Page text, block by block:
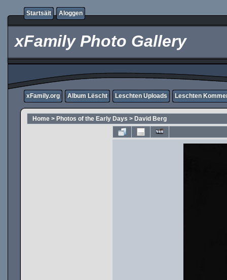
Startsäit Aloggen
xFamily Photo Gallery
xFamily.org Album Lëscht Leschten Uploads Leschten
Home > Photos of the Early Days > David Berg